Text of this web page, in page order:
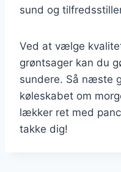
sund og
Ved at vælge
grøntsager kan du
sundere. Så næste
køleskabet om
lækker ret med
takke dig!